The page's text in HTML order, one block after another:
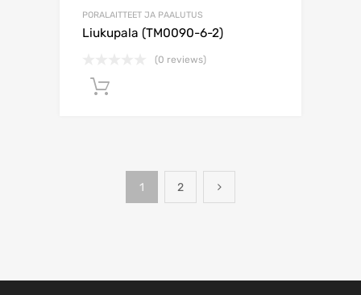
PORALAITTEET JA PAALUTUS
Liukupala (TM0090-6-2)
(0 reviews)
1 2